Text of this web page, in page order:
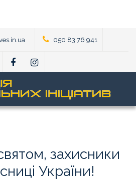
050 83 76 941
захисники
України!